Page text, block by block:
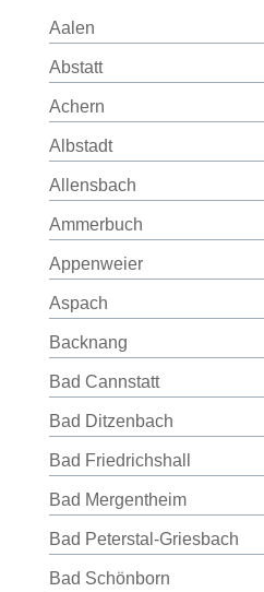
Aalen
Abstatt
Achern
Albstadt
Allensbach
Ammerbuch
Appenweier
Aspach
Backnang
Bad Cannstatt
Bad Ditzenbach
Bad Friedrichshall
Bad Mergentheim
Bad Peterstal-Griesbach
Bad Schönborn